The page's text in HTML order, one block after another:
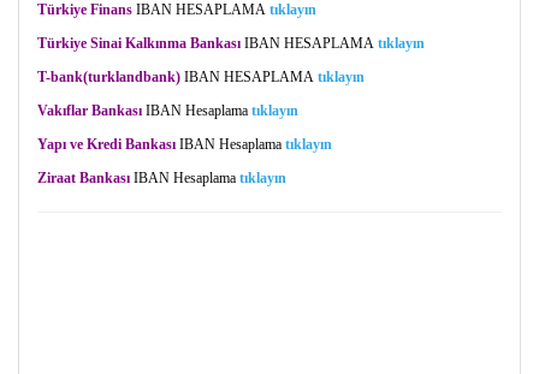
Türkiye Finans IBAN HESAPLAMA tıklayın
Türkiye Sinai Kalkınma Bankası IBAN HESAPLAMA tıklayın
T-bank(turklandbank) IBAN HESAPLAMA tıklayın
Vakıflar Bankası IBAN Hesaplama tıklayın
Yapı ve Kredi Bankası IBAN Hesaplama tıklayın
Ziraat Bankası IBAN Hesaplama tıklayın